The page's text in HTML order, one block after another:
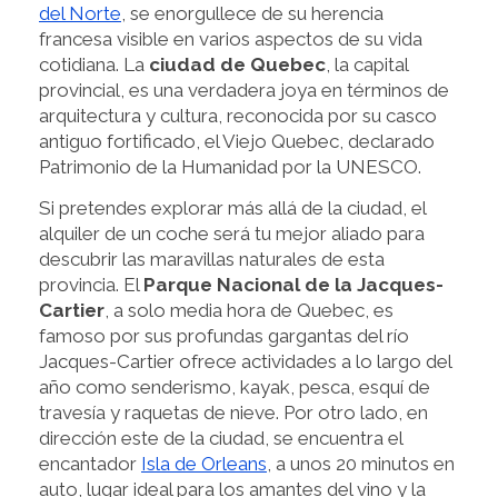
del Norte , se enorgullece de su herencia
francesa visible en varios aspectos de su vida
cotidiana. La ciudad de Quebec , la capital
provincial, es una verdadera joya en términos de
arquitectura y cultura, reconocida por su casco
antiguo fortificado, el Viejo Quebec, declarado
Patrimonio de la Humanidad por la UNESCO.
Si pretendes explorar más allá de la ciudad, el
alquiler de un coche será tu mejor aliado para
descubrir las maravillas naturales de esta
provincia. El Parque Nacional de la Jacques-
Cartier , a solo media hora de Quebec, es
famoso por sus profundas gargantas del río
Jacques-Cartier ofrece actividades a lo largo del
año como senderismo, kayak, pesca, esquí de
travesía y raquetas de nieve. Por otro lado, en
dirección este de la ciudad, se encuentra el
encantador Isla de Orleans , a unos 20 minutos en
auto, lugar ideal para los amantes del vino y la